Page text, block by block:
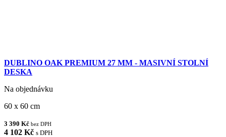
DUBLINO OAK PREMIUM 27 MM - MASIVNÍ STOLNÍ
DESKA
Na objednávku
60 x 60 cm
3 390 Kč bez DPH
4 102 Kč s DPH